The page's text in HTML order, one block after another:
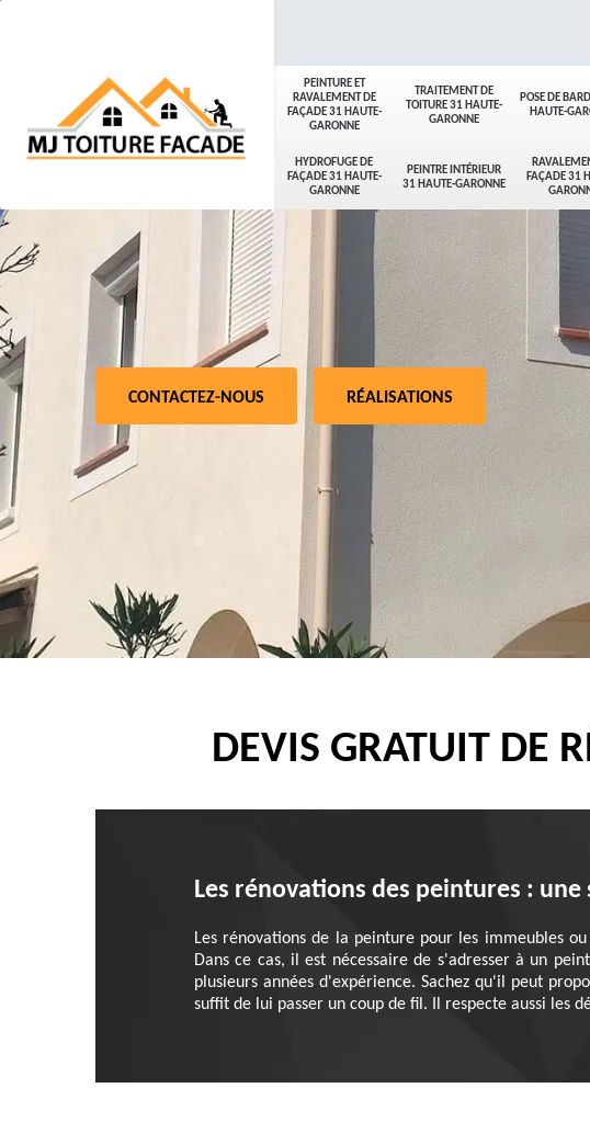
PEINTURE ET
RAVALEMENT DE
FAÇADE 31 HAUTE-
GARONNE
TRAITEMENT DE
TOITURE 31 HAUTE-
GARONNE
POSE DE
HAUTE-
HYDROFUGE DE
FAÇADE 31 HAUTE-
GARONNE
PEINTRE INTÉRIEUR
31 HAUTE-GARONNE
FAÇADE 31
CONTACTEZ-NOUS RÉALISATIONS
DEVIS GRATUIT DE
Les rénovations des peintures :
Les rénovations de la peinture pour les immeubles
Dans ce cas, il est nécessaire de s'adresser à un
plusieurs années d'expérience. Sachez qu'il peut
suffit de lui passer un coup de fil. Il respecte aussi les